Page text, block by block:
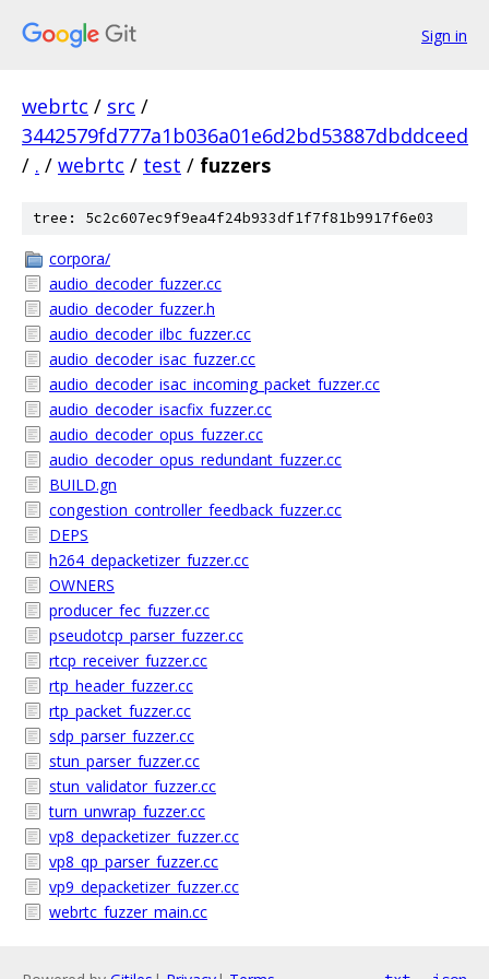
Sign in
webrtc / src /
3442579fd777a1b036a01e6d2bd53887dbddceed
/ . / webrtc / test / fuzzers
tree: 5c2c607ec9f9ea4f24b933df1f7f81b9917f6e03
corpora/
audio_decoder_fuzzer.cc
audio_decoder_fuzzer.h
audio_decoder_ilbc_fuzzer.cc
audio_decoder_isac_fuzzer.cc
audio_decoder_isac_incoming_packet_fuzzer.cc
audio_decoder_isacfix_fuzzer.cc
audio_decoder_opus_fuzzer.cc
audio_decoder_opus_redundant_fuzzer.cc
BUILD.gn
congestion_controller_feedback_fuzzer.cc
DEPS
h264_depacketizer_fuzzer.cc
OWNERS
producer_fec_fuzzer.cc
pseudotcp_parser_fuzzer.cc
rtcp_receiver_fuzzer.cc
rtp_header_fuzzer.cc
rtp_packet_fuzzer.cc
sdp_parser_fuzzer.cc
stun_parser_fuzzer.cc
stun_validator_fuzzer.cc
turn_unwrap_fuzzer.cc
vp8_depacketizer_fuzzer.cc
vp8_qp_parser_fuzzer.cc
vp9_depacketizer_fuzzer.cc
webrtc_fuzzer_main.cc